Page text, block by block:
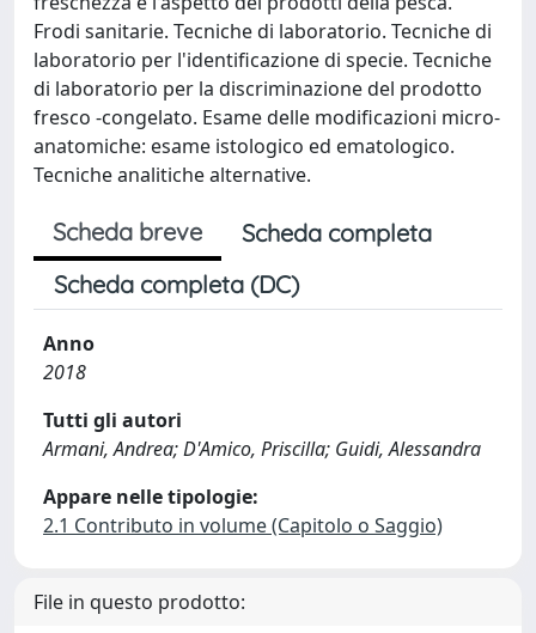
Frodi sanitarie. Tecniche di laboratorio. Tecniche di
laboratorio per l'identificazione di specie. Tecniche
di laboratorio per la discriminazione del prodotto
fresco -congelato. Esame delle modificazioni micro-
anatomiche: esame istologico ed ematologico.
Tecniche analitiche alternative.
Scheda breve
Scheda completa
Scheda completa (DC)
Anno
2018
Tutti gli autori
Armani, Andrea; D'Amico, Priscilla; Guidi, Alessandra
Appare nelle tipologie:
2.1 Contributo in volume (Capitolo o Saggio)
File in questo prodotto: